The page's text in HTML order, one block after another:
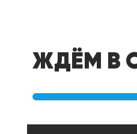
ЖДЁМ В